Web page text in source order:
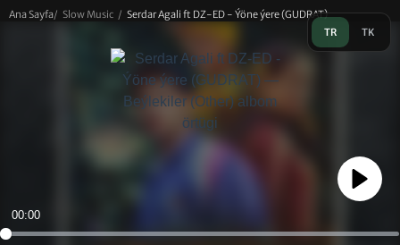
TR TK
Ana Sayfa/ Slow Music / Serdar Agali ft DZ-ED - Ýöne ýere (GUDRAT)
Play
00:00